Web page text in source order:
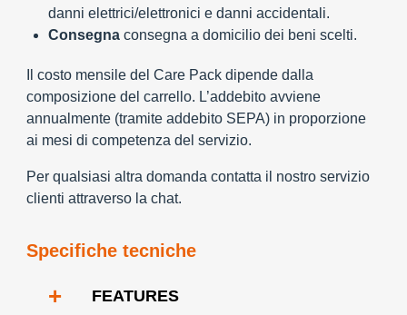
danni elettrici/elettronici e danni accidentali.
Consegna consegna a domicilio dei beni scelti.
Il costo mensile del Care Pack dipende dalla
composizione del carrello. L’addebito avviene
annualmente (tramite addebito SEPA) in proporzione
ai mesi di competenza del servizio.
Per qualsiasi altra domanda contatta il nostro servizio
clienti attraverso la chat.
Specifiche tecniche
+ FEATURES